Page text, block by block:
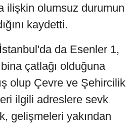
ilişkin olumsuz durumun
kaydetti.
da Esenler 1,
çatlağı olduğuna
olup Çevre ve Şehircilik
ilgili adreslere sevk
gelişmeleri yakından